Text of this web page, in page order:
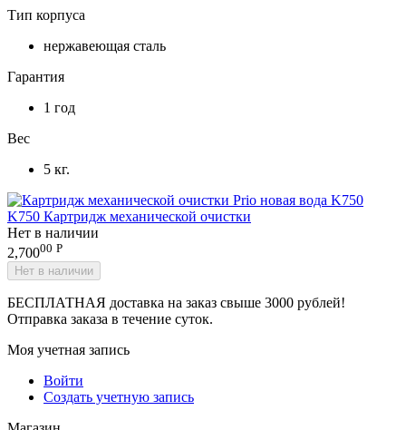
Тип корпуса
нержавеющая сталь
Гарантия
1 год
Вес
5 кг.
K750 Картридж механической очистки
Нет в наличии
2,70000 Р
Нет в наличии
БЕСПЛАТНАЯ доставка на заказ свыше 3000 рублей!
Отправка заказа в течение суток.
Моя учетная запись
Войти
Создать учетную запись